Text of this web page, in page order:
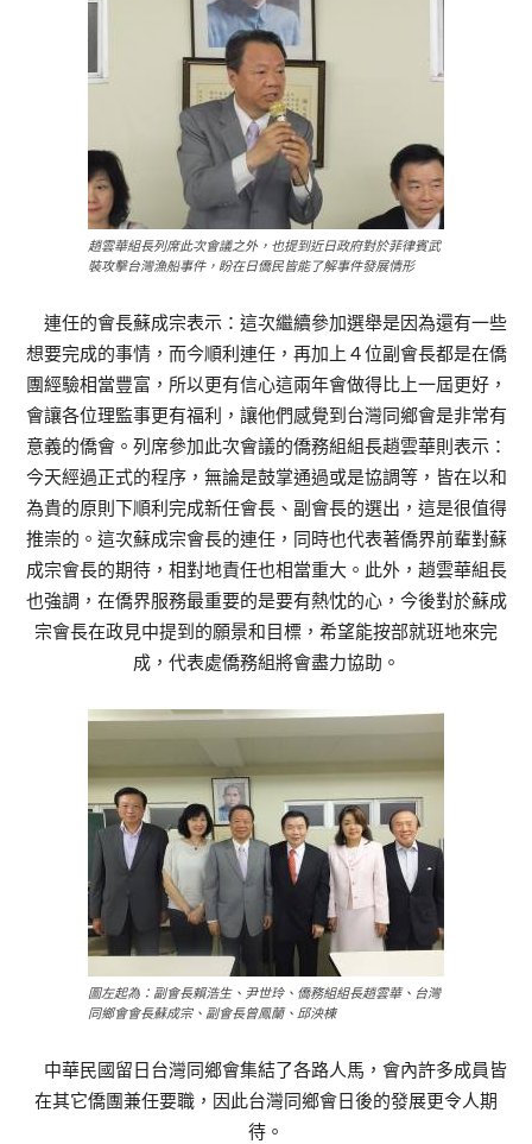
趙雲華組長列席此次會議之外，也提到近日政府對於菲律賓武
裝攻擊台灣漁船事件，盼在日僑民皆能了解事件發展情形
連任的會長蘇成宗表示：這次繼續參加選舉是因為還有一些
想要完成的事情，而今順利連任，再加上４位副會長都是在僑
團經驗相當豐富，所以更有信心這兩年會做得比上一屆更好，
會讓各位理監事更有福利，讓他們感覺到台灣同鄉會是非常有
意義的僑會。列席參加此次會議的僑務組組長趙雲華則表示：
今天經過正式的程序，無論是鼓掌通過或是協調等，皆在以和
為貴的原則下順利完成新任會長、副會長的選出，這是很值得
推崇的。這次蘇成宗會長的連任，同時也代表著僑界前輩對蘇
成宗會長的期待，相對地責任也相當重大。此外，趙雲華組長
也強調，在僑界服務最重要的是要有熱忱的心，今後對於蘇成
宗會長在政見中提到的願景和目標，希望能按部就班地來完
成，代表處僑務組將會盡力協助。
圖左起為：副會長賴浩生、尹世玲、僑務組組長趙雲華、台灣
同鄉會會長蘇成宗、副會長曾鳳蘭、邱泱棟
中華民國留日台灣同鄉會集結了各路人馬，會內許多成員皆
在其它僑團兼任要職，因此台灣同鄉會日後的發展更令人期
待。